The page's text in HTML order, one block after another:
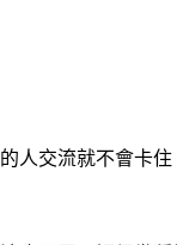
人交流就不會卡住